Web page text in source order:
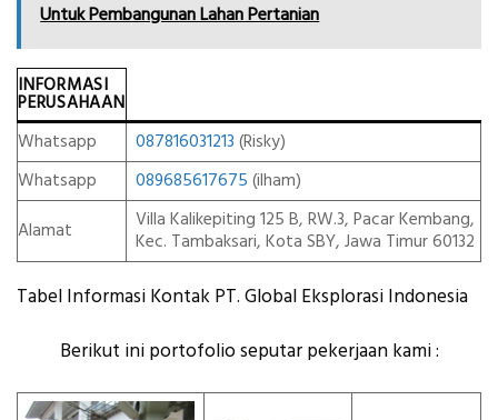
Untuk Pembangunan Lahan Pertanian
INFORMASI
PERUSAHAAN
Whatsapp
087816031213 (Risky)
Whatsapp
089685617675 (ilham)
Alamat
Villa Kalikepiting 125 B, RW.3, Pacar Kembang,
Kec. Tambaksari, Kota SBY, Jawa Timur 60132
Tabel Informasi Kontak PT. Global Eksplorasi Indonesia
Berikut ini portofolio seputar pekerjaan kami :